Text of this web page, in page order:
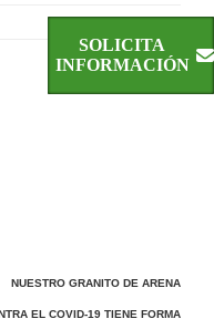
NUESTRO GRANITO DE ARENA
EL COVID-19 TIENE FORMA
SOLICITA
INFORMACIÓN